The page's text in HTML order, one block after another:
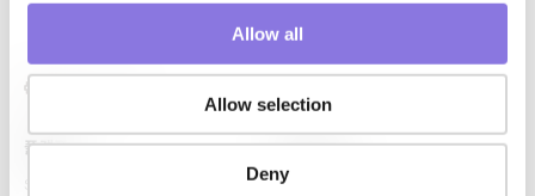
Allow all
Allow selection
Deny
플랫폼 핵심 역량
LLM Capsule